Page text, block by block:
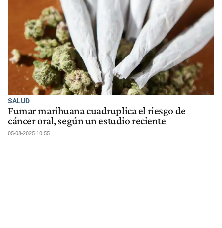
SALUD
Fumar marihuana cuadruplica el riesgo de
cáncer oral, según un estudio reciente
05-08-2025 10:55